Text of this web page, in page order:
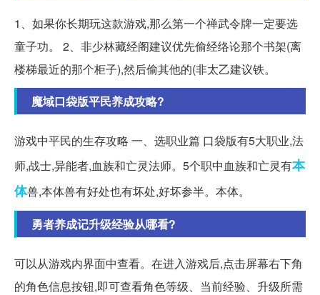
1、如果你长期玩这款游戏,那么第一个禅武令牌一定要选
童子功。 2、非少林藏经阁建议优先偷经络论那个书架(离
楼梯最近的那个柜子),然后偷其他的(非太乙建议铁。
魔域口袋版平民养成攻略?
游戏中平民的生存攻略 一、选职业篇 口袋版有5大职业,法
师,战士,异能者,血族和亡灵法师。5个职中血族和亡灵有本
体兽,本体兽有好处也有坏处,好坏参半。本体。
勇者养成记升级经验从哪看?
可以从游戏内界面中查看。在进入游戏后,点击屏幕右下角
的角色信息按钮,即可查看角色等级、当前经验、升级所需